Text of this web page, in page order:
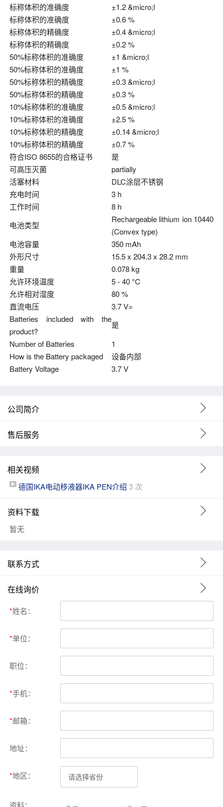
标称体积的准确度
±1.2 &micro;l
标称体积的准确度
±0.6 %
标称体积的精确度
±0.4 &micro;l
标称体积的精确度
±0.2 %
50%标称体积的准确度
±1 &micro;l
50%标称体积的准确度
±1 %
50%标称体积的精确度
±0.3 &micro;l
50%标称体积的精确度
±0.3 %
10%标称体积的准确度
±0.5 &micro;l
10%标称体积的准确度
±2.5 %
10%标称体积的精确度
±0.14 &micro;l
10%标称体积的精确度
±0.7 %
符合ISO 8655的合格证书
是
可高压灭菌
partially
活塞材料
DLC涂层不锈钢
充电时间
3 h
工作时间
8 h
电池类型
Rechargeable lithium ion 10440
(Convex type)
电池容量
350 mAh
外形尺寸
15.5 x 204.3 x 28.2 mm
重量
0.078 kg
允许环境温度
5 - 40 °C
允许相对湿度
80 %
直流电压
3.7 V=
Batteries included with the
product?
是
Number of Batteries
1
How is the Battery packaged
设备内部
Battery Voltage
3.7 V
公司简介
售后服务
相关视频
德国IKA电动移液器IKA PEN介绍 3 次
资料下载
暂无
联系方式
在线询价
*姓名：
*单位：
职位：
*手机：
*邮箱：
地址：
*地区：
资料：